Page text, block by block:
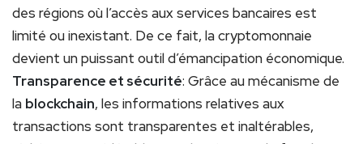
des régions où l’accès aux services bancaires est
limité ou inexistant. De ce fait, la cryptomonnaie
devient un puissant outil d’émancipation économique.
Transparence et sécurité: Grâce au mécanisme de
la blockchain, les informations relatives aux
transactions sont transparentes et inaltérables,